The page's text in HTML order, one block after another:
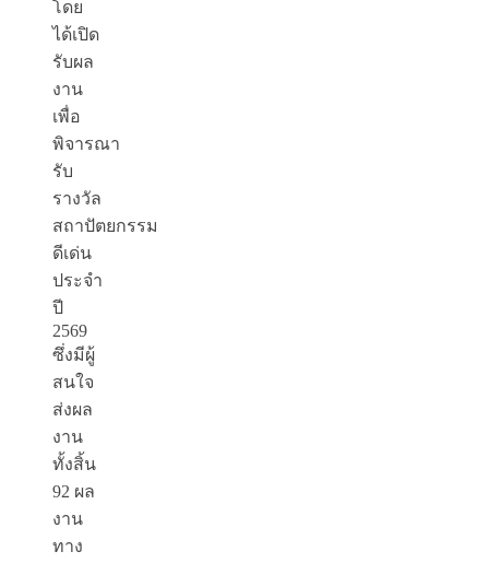
โดย
ได้เปิด
รับผล
งาน
เพื่อ
พิจารณา
รับ
รางวัล
สถาปัตยกรรม
ดีเด่น
ประจำ
ปี
2569
ซึ่งมีผู้
สนใจ
ส่งผล
งาน
ทั้งสิ้น
92 ผล
งาน
ทาง